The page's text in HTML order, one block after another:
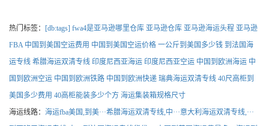
热门标签： [db:tags] fwa4是亚马逊哪里仓库 亚马逊仓库 亚马逊海运头程 亚马逊
FBA 中国到美国空运费用 中国到美国空运价格 一公斤到美国多少钱 到法国海
运专线 希腊海运双清专线 印度尼西亚海运 印度尼西亚空运 中国到欧洲海运 中
国到欧洲空运 中国到欧洲铁路 中国到欧洲快递 瑞典海运双清专线 40尺高柜到
美国多少费用 40高柜能装多少个方 海运集装箱规格尺寸
海运线路： 海运fba美国,到美···希腊海运双清专线,中···意大利海运双清专线,···